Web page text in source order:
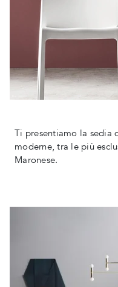
Ti presentiamo la sedia
moderne, tra le più
Maronese.